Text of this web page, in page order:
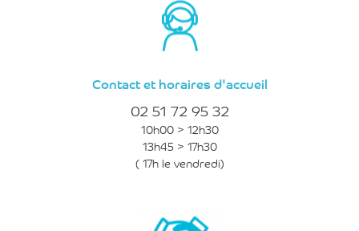
Contact et horaires d'accueil
02 51 72 95 32
10h00 > 12h30
13h45 > 17h30
( 17h le vendredi)